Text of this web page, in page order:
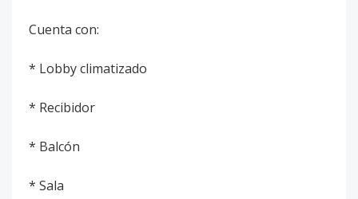
Cuenta con:
* Lobby climatizado
* Recibidor
* Balcón
* Sala